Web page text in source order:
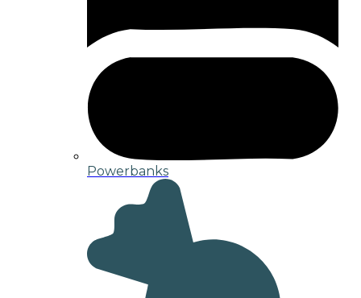
Powerbanks